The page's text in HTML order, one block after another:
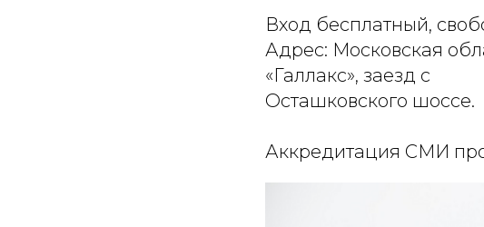
Вход бесплатный,
Адрес: Московская
«Галлакс», заезд с
Осташковского шоссе.
Аккредитация СМИ